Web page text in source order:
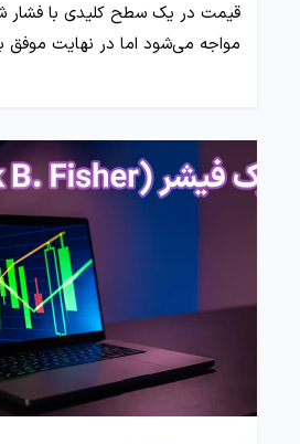
قیمت در یک سطح کلیدی با
مواجه می‌شود اما در نهایت موفق